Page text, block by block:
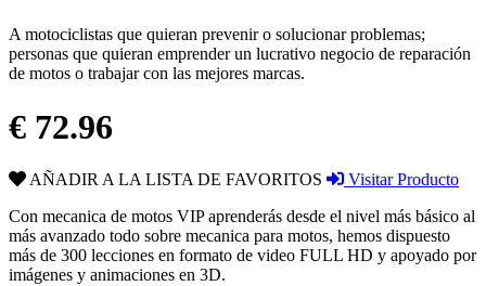
A motociclistas que quieran prevenir o solucionar problemas;
personas que quieran emprender un lucrativo negocio de reparación
de motos o trabajar con las mejores marcas.
€ 72.96
AÑADIR A LA LISTA DE FAVORITOS
Visitar Producto
Con mecanica de motos VIP aprenderás desde el nivel más básico al
más avanzado todo sobre mecanica para motos, hemos dispuesto
más de 300 lecciones en formato de video FULL HD y apoyado por
imágenes y animaciones en 3D.